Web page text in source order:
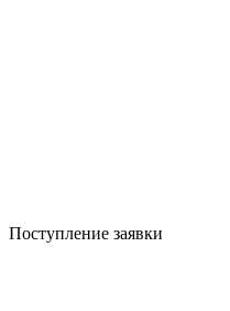
Поступление заявки